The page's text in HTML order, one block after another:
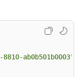
ab0b501b0003"